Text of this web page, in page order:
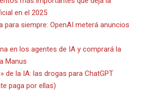
en el 2025
para siempre: OpenAI meterá anuncios
en los agentes de IA y comprará la
Manus
de la IA: las drogas para ChatGPT
paga por ellas)